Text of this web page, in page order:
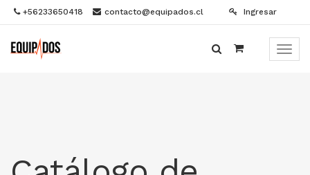
+56233650418 contacto@equipados.cl Ingresar
Menú